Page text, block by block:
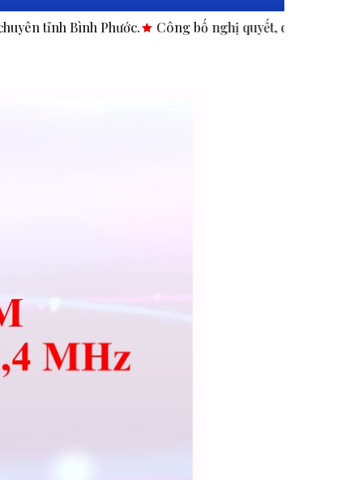
Bình Phước. Công bố nghị quyết, quyết định tại các xã,